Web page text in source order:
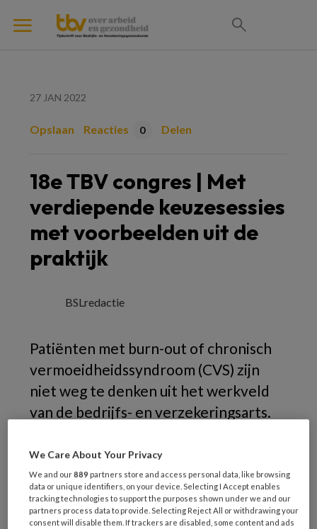
27 JAN 2022
Opslaan Reacties 0 Delen
18e TBV congres | Met
verdiepende keuzesessies
met voorbeelden uit de
praktijk
BSLredactie
Patiënten met burn-out of chronisch
vermoeidheidssyndroom (CVS) zijn
niet weg te denken uit het werkveld
van de bedrijfs- en verzekeringsarts.
vermoeidheid en stress herkent,
beoordeelt en begeleidt naar
werkhervatting? Kom naar het 18e
TBV congres op 16 maart 2022.
We Care About Your Privacy
We and our889 partners store and access personal data, like browsing
data or unique identifiers, on your device. Selecting I Accept enables
tracking technologies to support the purposes shown under we and our
partners process data to provide. Selecting Reject All or withdrawing your
consent will disable them. If trackers are disabled, some content and ads